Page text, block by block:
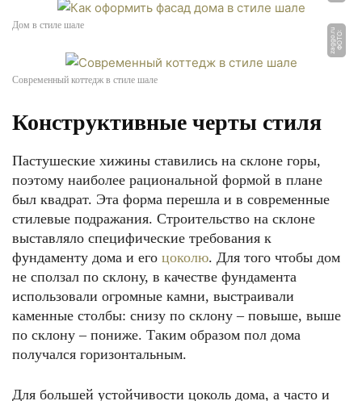
Дом в стиле шале
Ф
О
Т
О:
z
a
g
g
o.
r
u
Современный коттедж в стиле шале
Конструктивные черты стиля
Пастушеские хижины ставились на склоне горы,
поэтому наиболее рациональной формой в плане
был квадрат. Эта форма перешла и в современные
стилевые подражания. Строительство на склоне
выставляло специфические требования к
фундаменту дома и его цоколю. Для того чтобы дом
не сползал по склону, в качестве фундамента
использовали огромные камни, выстраивали
каменные столбы: снизу по склону – повыше, выше
по склону – пониже. Таким образом пол дома
получался горизонтальным.
Для большей устойчивости цоколь дома, а часто и